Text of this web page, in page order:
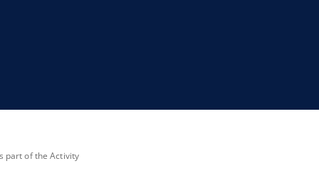
part of the Activity